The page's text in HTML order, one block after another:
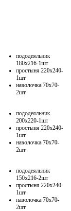
пододеяльник
180х216-1шт
простыня 220х240-
1шт
наволочка 70х70-
2шт
пододеяльник
200х220-1шт
простыня 220х240-
1шт
наволочка 70х70-
2шт
пододеяльник
150х216-2шт
простыня 220х240-
1шт
наволочка 70х70-
2шт